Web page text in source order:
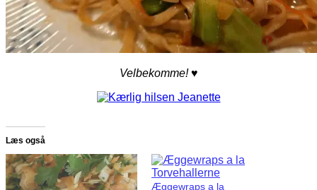
Velbekomme! ♥
Læs også
Æggewraps a la